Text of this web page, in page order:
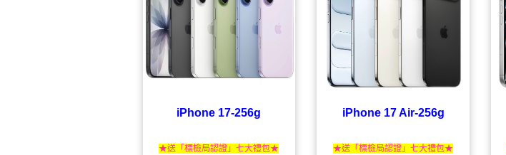
iPhone 17-256g
★送「標檢局認證」七大禮包★
iPhone 17 Air-256g
★送「標檢局認證」七大禮包★